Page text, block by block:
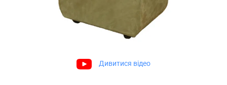
Дивитися відео